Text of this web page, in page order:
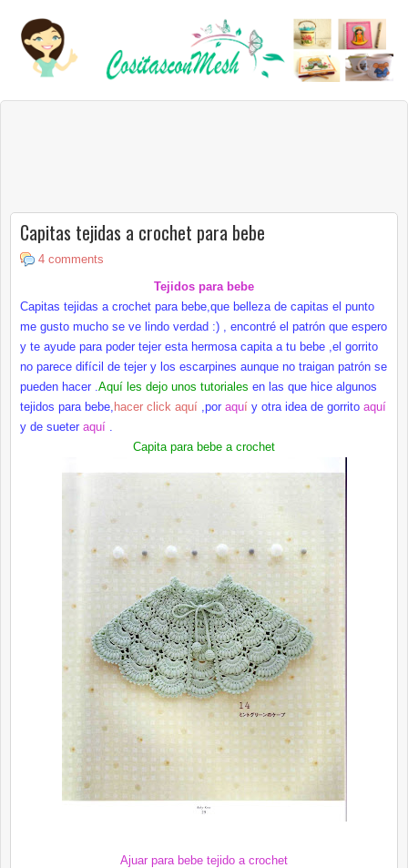
Capitas tejidas a crochet para bebe
4 comments
Tejidos para bebe
Capitas tejidas a crochet para bebe,que belleza de capitas el punto
me gusto mucho se ve lindo verdad :) , encontré el patrón que espero
y te ayude para poder tejer esta hermosa capita a tu bebe ,el gorrito
no parece difícil de tejer y los escarpines aunque no traigan patrón se
pueden hacer . Aquí les dejo unos tutoriales en las que hice algunos
tejidos para bebe, hacer click aquí ,por aquí y otra idea de gorrito aquí
y de sueter aquí
Capita para bebe a crochet
Ajuar para bebe tejido a crochet